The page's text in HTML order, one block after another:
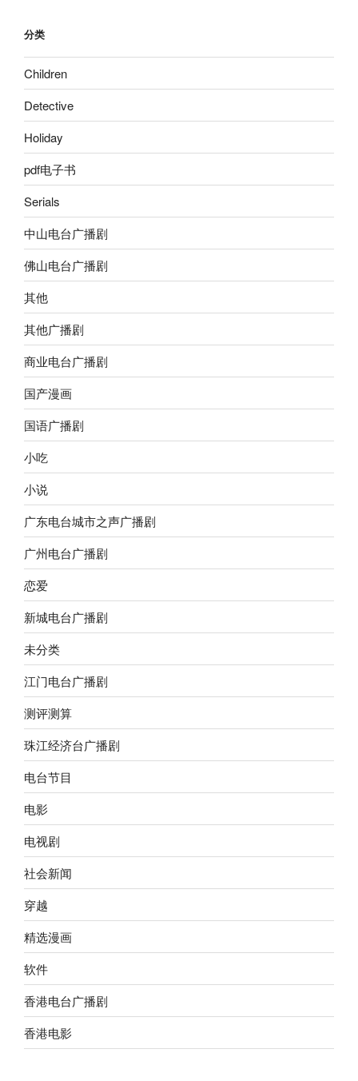
分类
Children
Detective
Holiday
pdf电子书
Serials
中山电台广播剧
佛山电台广播剧
其他
其他广播剧
商业电台广播剧
国产漫画
国语广播剧
小吃
小说
广东电台城市之声广播剧
广州电台广播剧
恋爱
新城电台广播剧
未分类
江门电台广播剧
测评测算
珠江经济台广播剧
电台节目
电影
电视剧
社会新闻
穿越
精选漫画
软件
香港电台广播剧
香港电影